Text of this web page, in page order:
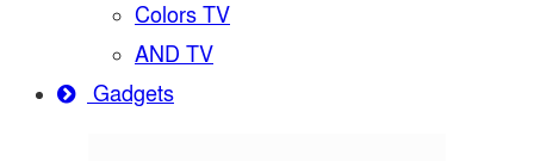
Colors TV
AND TV
Gadgets